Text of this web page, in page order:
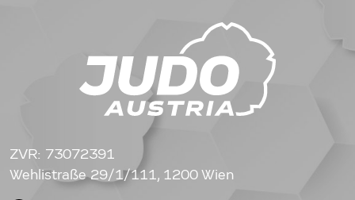
ZVR: 73072391
Wehlistraße 29/1/111, 1200 Wien